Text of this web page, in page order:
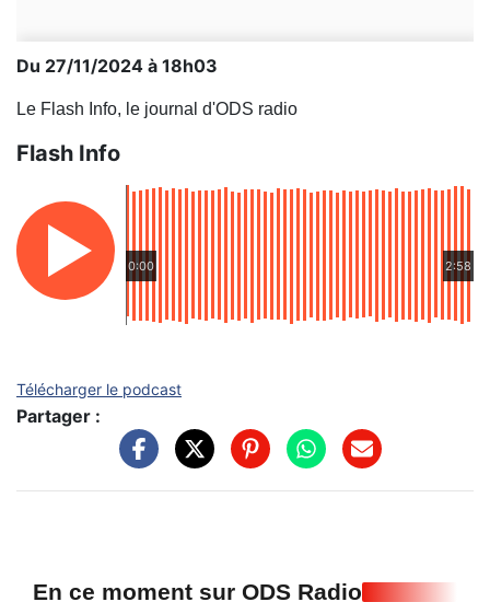
Du 27/11/2024 à 18h03
Le Flash Info, le journal d'ODS radio
Flash Info
0:00 2:58
Télécharger le podcast
Partager :
En ce moment sur ODS Radio